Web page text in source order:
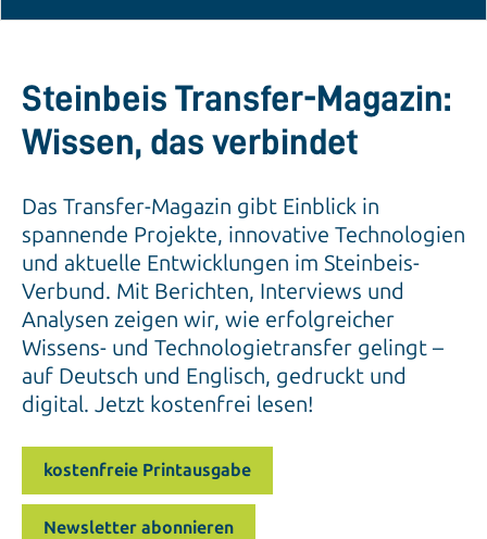
Steinbeis Transfer-Magazin:
Wissen, das verbindet
Das Transfer-Magazin gibt Einblick in
spannende Projekte, innovative Technologien
und aktuelle Entwicklungen im Steinbeis-
Verbund. Mit Berichten, Interviews und
Analysen zeigen wir, wie erfolgreicher
Wissens- und Technologietransfer gelingt –
auf Deutsch und Englisch, gedruckt und
digital. Jetzt kostenfrei lesen!
kostenfreie Printausgabe
Newsletter abonnieren